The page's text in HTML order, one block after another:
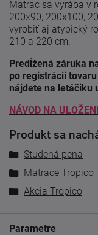
Matrac sa vyrába v
200x90, 200x100,
vyrobiť aj atypický
210 a 220 cm.
Predĺžená záruka
po registrácii
nájdete na letáčiku
NÁVOD NA
Produkt sa
Studená pena
Matrace Tropico
Akcia Tropico
Parametre